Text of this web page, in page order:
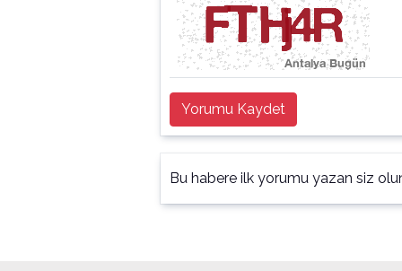
Yorumu Kaydet
Bu habere ilk yorumu yazan siz